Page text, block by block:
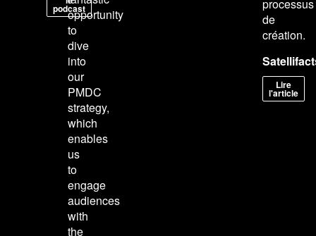
podcastopportunity
to
dive
into
our
PMDC
strategy,
which
enables
us
to
engage
audiences
with
the
processus
de
création.
Lire
l'article